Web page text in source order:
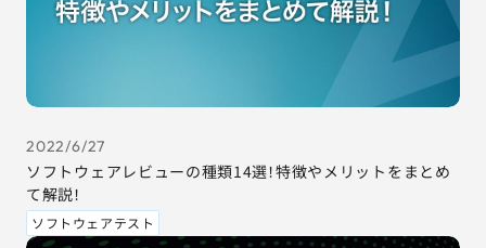
2022/6/27
ソフトウェアレビューの種類14選！特徴やメリットをまとめ
て解説！
ソフトウェアテスト